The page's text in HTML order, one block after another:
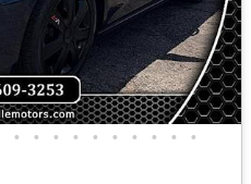
• • • • • • • • • •